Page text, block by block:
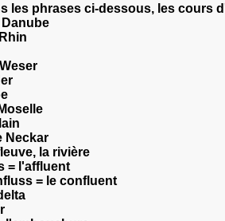
les phrases ci-dessous, les cours
Neckar
la rivière
= l'affluent
= le confluent